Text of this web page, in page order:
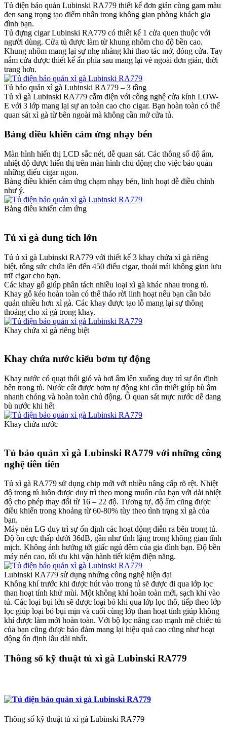
Tủ điện bảo quản Lubinski RA779 thiết kế đơn giản cùng gam màu
đen sang trọng tạo điểm nhấn trong không gian phòng khách gia
đình bạn.
Tủ đựng cigar Lubinski RA779 có thiết kế 1 cửa quen thuộc với
người dùng. Cửa tủ được làm từ khung nhôm cho độ bền cao.
Khung nhôm mang lại sự nhẹ nhàng khi thao tác mở, đóng cửa. Tay
nắm cửa được thiết kế ẩn phía sau mang lại vẻ ngoài đơn giản, thời
trang hơn.
Tủ bảo quản xì gà Lubinski RA779 – 3 tầng
Tủ xì gà Lubinski RA779 cắm điện với công nghệ cửa kính LOW-
E với 3 lớp mang lại sự an toàn cao cho cigar. Bạn hoàn toàn có thể
quan sát xì gà từ bên ngoài mà không cần mở cửa tủ.
Bảng điều khiển cảm ứng nhạy bén
Màn hình hiển thị LCD sắc nét, dễ quan sát. Các thông số độ ẩm,
nhiệt độ được hiển thị trên màn hình chủ động cho việc bảo quản
những điếu cigar ngon.
Bảng điều khiển cảm ứng chạm nhạy bén, linh hoạt dễ điều chỉnh
như ý.
Bảng điều khiển cảm ứng
Tủ xì gà dung tích lớn
Tủ ủ xì gà Lubinski RA779 với thiết kế 3 khay chứa xì gà riêng
biệt, tổng sức chứa lên đến 450 điếu cigar, thoải mái không gian lưu
trữ cigar cho bạn.
Các khay gỗ giúp phân tách nhiều loại xì gà khác nhau trong tủ.
Khay gỗ kéo hoàn toàn có thể tháo rời linh hoạt nếu bạn cần bảo
quản nhiều hơn xì gà. Các khay được tạo lỗ mang lại sự thông
thoáng cho xì gà trong khay.
Khay chứa xì gà riêng biệt
Khay chứa nước kiểu bơm tự động
Khay nước có quạt thổi gió và hơi ẩm lên xuống duy trì sự ổn định
bên trong tủ. Nước cất được bơm tự động khi cần thiết giúp bù ẩm
nhanh chóng và hoàn toàn chủ động. Ô quan sát mực nước dễ dang
bù nước khi hết
Khay chứa nước
Tủ bảo quản xì gà Lubinski RA779 với những công
nghệ tiên tiến
Tủ xì gà RA779 sử dụng chip mới với nhiều nâng cấp rõ rệt. Nhiệt
độ trong tủ luôn được duy trì theo mong muốn của bạn với dải nhiệt
độ cho phép thay đổi từ 16 – 22 độ. Tương tự, độ ẩm cũng được
điều khiển trong khoảng từ 60-80% tùy theo tình trạng xì gà của
bạn.
Máy nén LG duy trì sự ổn định các hoạt động diễn ra bên trong tủ.
Độ ồn cực thấp dưới 36dB, gần như tĩnh lặng trong không gian tĩnh
mịch. Không ảnh hưởng tới giấc ngủ đêm của gia đình bạn. Độ bền
máy nén cao, tối ưu khi vận hành tiết kiệm điện năng.
Lubinski RA779 sử dụng nhứng công nghệ hiện đại
Không khí trước khi được hút vào trong tủ sẽ được đi qua lớp lọc
than hoạt tính khử mùi. Một không khí hoàn toàn mới, sạch khi vào
tủ. Các loại bụi lớn sẽ được loại bỏ khi qua lớp lọc thô, tiếp theo lớp
lọc giúp loại bỏ bụi mịn và cuối cùng lớp than hoạt tính giúp không
khí được làm mới hoàn toàn. Với bộ lọc nâng cao mạnh mẽ chiếc tủ
của bạn cũng được bảo đảm mang lại hiệu quả cao cũng như hoạt
động ổn định lâu dài nhất.
Thông số kỹ thuật tủ xì gà Lubinski RA779
Thông số kỹ thuật tủ xì gà Lubinski RA779